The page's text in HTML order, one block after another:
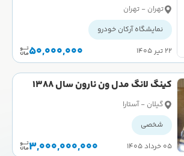
تهران - تهران
نمایشگاه آرکان خودرو
۲۲ تیر ۱۴۰۵
50,000,000
کینگ لانگ مدل ون نارون سال 1388
کارکرده
گیلان - آستارا
شخصی
۰۵ خرداد ۱۴۰۵
3,000,000,000